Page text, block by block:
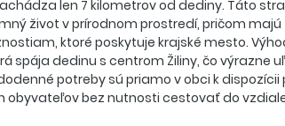
len 7 kilometrov od dediny. Táto
život v prírodnom prostredí, pričom
ktoré poskytuje krajské mesto.
spája dedinu s centrom Žiliny, čo výrazne
potreby sú priamo v obci k
obyvateľov bez nutnosti cestovať do